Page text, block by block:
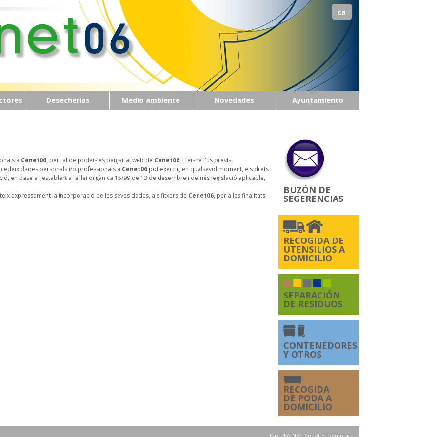
ca
Desecherías Medio ambiente Novedades Ayuntamiento
a Cenet06, per tal de poder-les penjar al web de Cenet06, i fer-ne l'ús previst.
dades personals i/o professionals a Cenet06 pot exercir, en qualsevol moment, els drets
en base a l'establert a la llei orgànica 15/99 de 13 de desembre i demés legislació aplicable,
expressament la incorporació de les seves dades, als fitxers de Cenet06, per a les finalitats
BUZÓN DE
SEGERENCIAS
RECOGIDA DE
UTENSILIOS A
DOMICILIO
SEPARACIÓN
DE RESIDUOS
CONTENEDORES
Y OTROS
RECOGIDA
DE PODA A
DOMICILIO
Castelló Net, Cenet Ecoempuria